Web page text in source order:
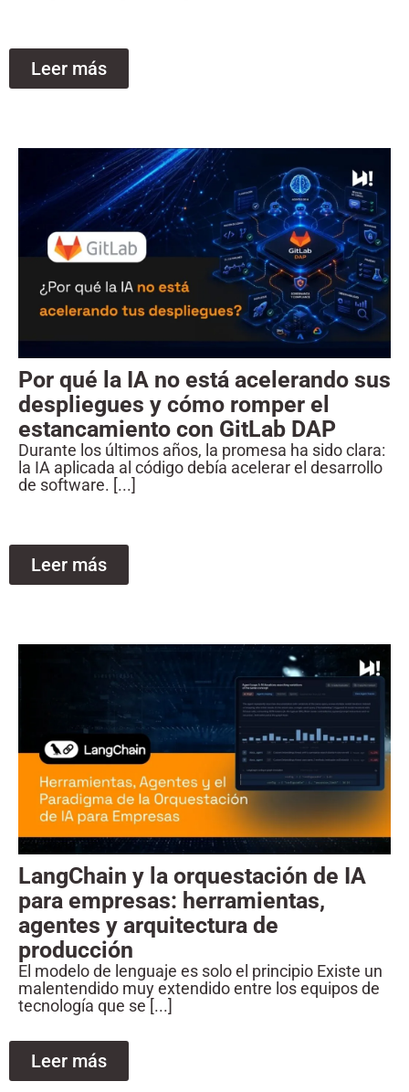
Leer más
Por qué la IA no está acelerando sus
despliegues y cómo romper el
estancamiento con GitLab DAP
Durante los últimos años, la promesa ha sido clara:
la IA aplicada al código debía acelerar el desarrollo
de software. [...]
Leer más
LangChain y la orquestación de IA
para empresas: herramientas,
agentes y arquitectura de
producción
El modelo de lenguaje es solo el principio Existe un
malentendido muy extendido entre los equipos de
tecnología que se [...]
Leer más